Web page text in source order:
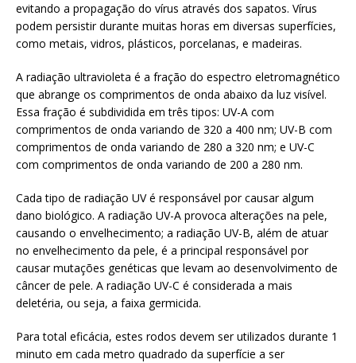
evitando a propagação do vírus através dos sapatos. Vírus
podem persistir durante muitas horas em diversas superfícies,
como metais, vidros, plásticos, porcelanas, e madeiras.
A radiação ultravioleta é a fração do espectro eletromagnético
que abrange os comprimentos de onda abaixo da luz visível.
Essa fração é subdividida em três tipos: UV-A com
comprimentos de onda variando de 320 a 400 nm; UV-B com
comprimentos de onda variando de 280 a 320 nm; e UV-C
com comprimentos de onda variando de 200 a 280 nm.
Cada tipo de radiação UV é responsável por causar algum
dano biológico. A radiação UV-A provoca alterações na pele,
causando o envelhecimento; a radiação UV-B, além de atuar
no envelhecimento da pele, é a principal responsável por
causar mutações genéticas que levam ao desenvolvimento de
câncer de pele. A radiação UV-C é considerada a mais
deletéria, ou seja, a faixa germicida.
Para total eficácia, estes rodos devem ser utilizados durante 1
minuto em cada metro quadrado da superfície a ser